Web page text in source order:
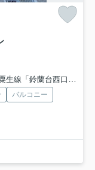
線「鈴蘭台西口」駅 徒歩11分
バルコニー